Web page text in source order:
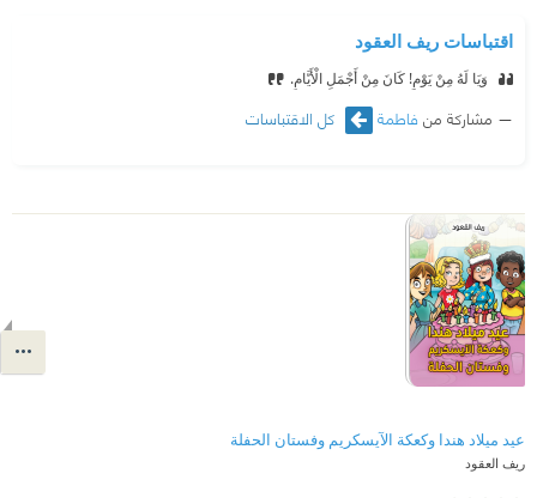
اقتباسات ريف العقود
‫ وَيَا لَهُ مِنْ يَوْمٍ! كَانَ مِنْ أَجْمَلِ الْأَيَّامِ.
مشاركة من فاطمة كل الاقتباسات
عيد ميلاد هندا وكعكة الآيسكريم وفستان الحفلة
ريف العقود